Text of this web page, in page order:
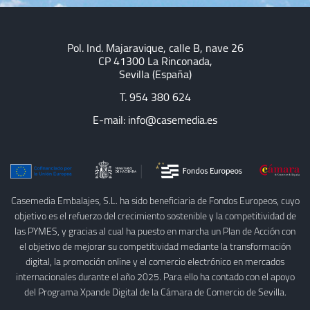
Pol. Ind. Majaravique, calle B, nave 26
CP 41300 La Rinconada,
Sevilla (España)
T.954 380 624
E-mail:info@casemedia.es
Casemedia Embalajes, S.L. ha sido beneficiaria de Fondos Europeos, cuyo
objetivo es el refuerzo del crecimiento sostenible y la competitividad de
las PYMES, y gracias al cual ha puesto en marcha un Plan de Acción con
el objetivo de mejorar su competitividad mediante la transformación
digital, la promoción online y el comercio electrónico en mercados
internacionales durante el año 2025. Para ello ha contado con el apoyo
del Programa Xpande Digital de la Cámara de Comercio de Sevilla.